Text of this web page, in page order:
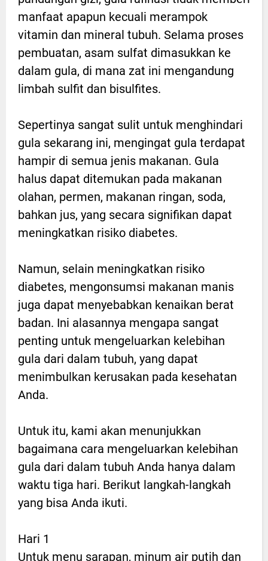
manfaat apapun kecuali merampok
vitamin dan mineral tubuh. Selama proses
pembuatan, asam sulfat dimasukkan ke
dalam gula, di mana zat ini mengandung
limbah sulfit dan bisulfites.
Sepertinya sangat sulit untuk menghindari
gula sekarang ini, mengingat gula terdapat
hampir di semua jenis makanan. Gula
halus dapat ditemukan pada makanan
olahan, permen, makanan ringan, soda,
bahkan jus, yang secara signifikan dapat
meningkatkan risiko diabetes.
Namun, selain meningkatkan risiko
diabetes, mengonsumsi makanan manis
juga dapat menyebabkan kenaikan berat
badan. Ini alasannya mengapa sangat
penting untuk mengeluarkan kelebihan
gula dari dalam tubuh, yang dapat
menimbulkan kerusakan pada kesehatan
Anda.
Untuk itu, kami akan menunjukkan
bagaimana cara mengeluarkan kelebihan
gula dari dalam tubuh Anda hanya dalam
waktu tiga hari. Berikut langkah-langkah
yang bisa Anda ikuti.
Hari 1
Untuk menu sarapan, minum air putih dan